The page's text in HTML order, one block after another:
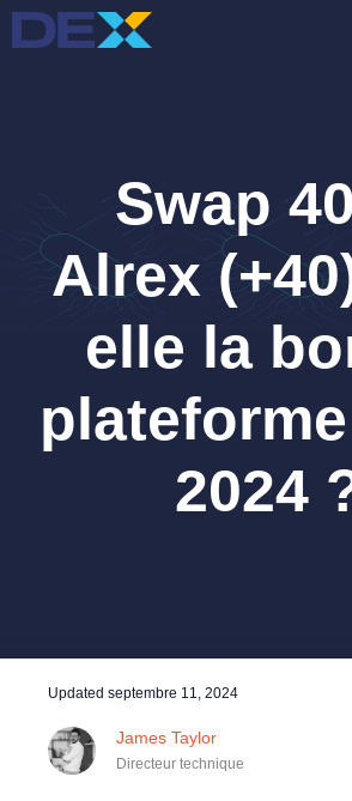
Aller
au
Swap
Alrex
elle la
2024
Updated septembre 11, 2024
James Taylor
Directeur technique